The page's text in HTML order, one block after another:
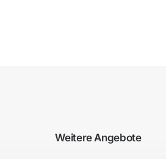
Weitere Angebote